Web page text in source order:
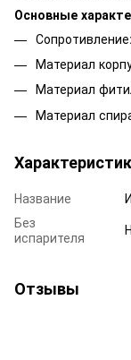
Основные
Материал
Материал
Материал
Название
Без
испарителя
Отзывы